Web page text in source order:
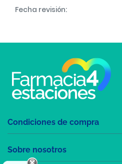
Fecha revisión:
Condiciones de compra
Sobre nosotros